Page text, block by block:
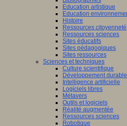
Education artistique
Education
Histoire
Ressources citoyenneté
Ressources sciences
Sites éducatifs
Sites pédagogiques
Sites ressources
Sciences et techniques
Culture scientifique
Développement durable
Intelligence artificielle
Logiciels libres
Métavers
Outils et logiciels
Réalité augmentée
Ressources sciences
Robotique